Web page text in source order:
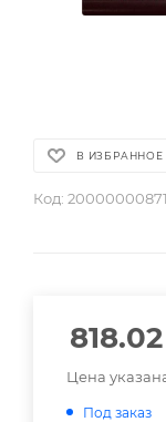
В ИЗБРАННОЕ
Код:
818.02
Цена
Под заказ